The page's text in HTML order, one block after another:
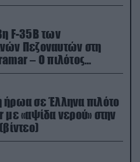
F-35B των
Πεζοναυτών στη
– Ο πιλότος
εγκαίρως
ήρωα σε Έλληνα πιλότο
με «αψίδα νερού» στην